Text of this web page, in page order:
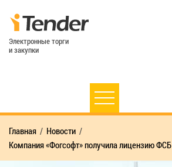
Электронные торги
и закупки
Главная
Новости
Компания «Фогсофт» получила лицензию ФСБ